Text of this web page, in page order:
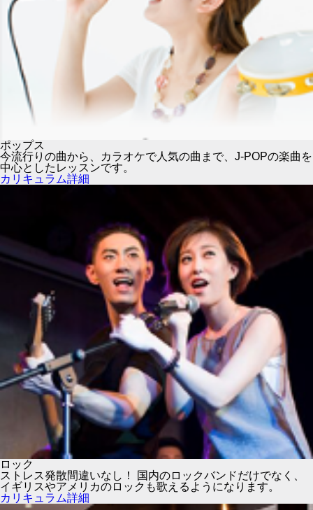
ポップス
今流行りの曲から、カラオケで人気の曲まで、J-POPの楽曲を
中心としたレッスンです。
カリキュラム詳細
ロック
ストレス発散間違いなし！ 国内のロックバンドだけでなく、
イギリスやアメリカのロックも歌えるようになります。
カリキュラム詳細